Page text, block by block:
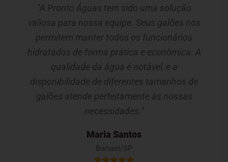
"A Pronto Águas tem sido uma solução
valiosa para nossa equipe. Seus galões nos
permitem manter todos os funcionários
hidratados de forma prática e econômica. A
qualidade da água é notável, e a
disponibilidade de diferentes tamanhos de
galões atende perfeitamente às nossas
necessidades."
Maria Santos